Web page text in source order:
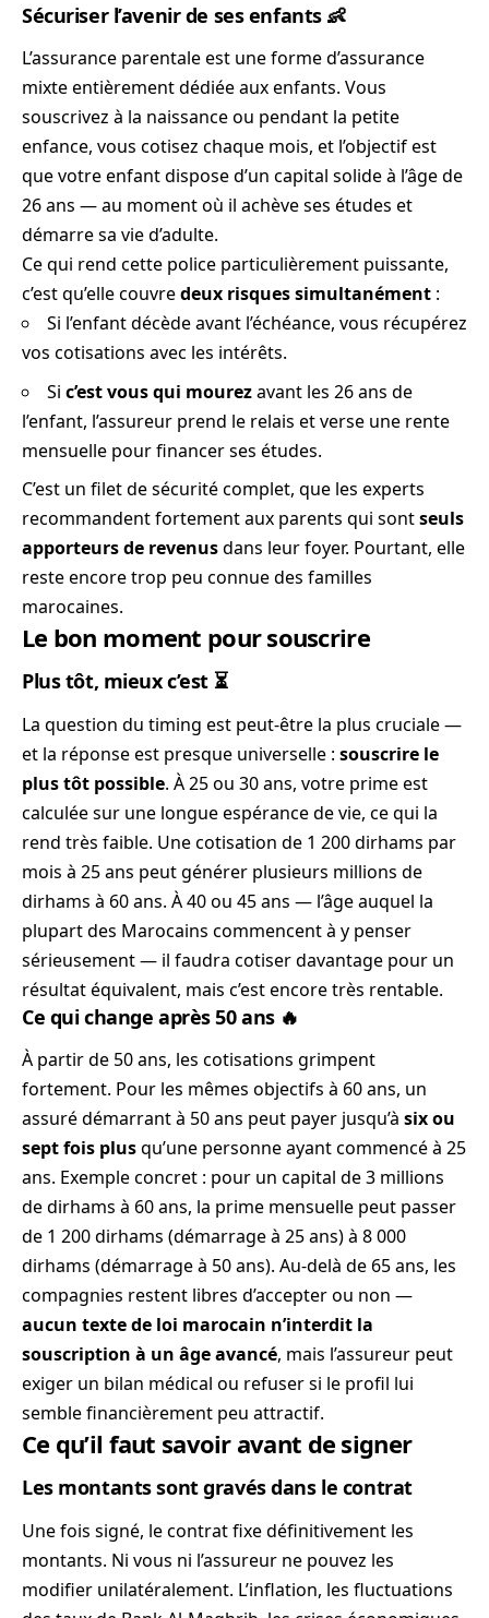
Sécuriser l’avenir de ses enfants 👶
L’assurance parentale est une forme d’assurance
mixte entièrement dédiée aux enfants. Vous
souscrivez à la naissance ou pendant la petite
enfance, vous cotisez chaque mois, et l’objectif est
que votre enfant dispose d’un capital solide à l’âge de
26 ans — au moment où il achève ses études et
démarre sa vie d’adulte.
Ce qui rend cette police particulièrement puissante,
c’est qu’elle couvredeux risques simultanément :
Si l’enfant décède avant l’échéance, vous récupérez
vos cotisations avec les intérêts.
Si c’est vous qui mourezavant les 26 ans de
l’enfant, l’assureur prend le relais et verse une rente
mensuelle pour financer ses études.
C’est un filet de sécurité complet, que les experts
recommandent fortement aux parents qui sontseuls
apporteurs de revenusdans leur foyer. Pourtant, elle
reste encore trop peu connue des familles
marocaines.
Le bon moment pour souscrire
Plus tôt, mieux c’est ⏳
La question du timing est peut-être la plus cruciale —
et la réponse est presque universelle : souscrire le
plus tôt possible. À 25 ou 30 ans, votre prime est
calculée sur une longue espérance de vie, ce qui la
rend très faible. Une cotisation de 1 200 dirhams par
mois à 25 ans peut générer plusieurs millions de
dirhams à 60 ans. À 40 ou 45 ans — l’âge auquel la
plupart des Marocains commencent à y penser
sérieusement — il faudra cotiser davantage pour un
résultat équivalent, mais c’est encore très rentable.
Ce qui change après 50 ans 🔥
À partir de 50 ans, les cotisations grimpent
fortement. Pour les mêmes objectifs à 60 ans, un
assuré démarrant à 50 ans peut payer jusqu’à six ou
sept fois plusqu’une personne ayant commencé à 25
ans. Exemple concret : pour un capital de 3 millions
de dirhams à 60 ans, la prime mensuelle peut passer
de 1 200 dirhams (démarrage à 25 ans) à 8 000
dirhams (démarrage à 50 ans). Au-delà de 65 ans, les
compagnies restent libres d’accepter ou non —
aucun texte de loi marocain n’interdit la
souscription à un âge avancé, mais l’assureur peut
exiger un bilan médical ou refuser si le profil lui
semble financièrement peu attractif.
Ce qu’il faut savoir avant de signer
Les montants sont gravés dans le contrat
Une fois signé, le contrat fixe définitivement les
montants. Ni vous ni l’assureur ne pouvez les
modifier unilatéralement. L’inflation, les fluctuations